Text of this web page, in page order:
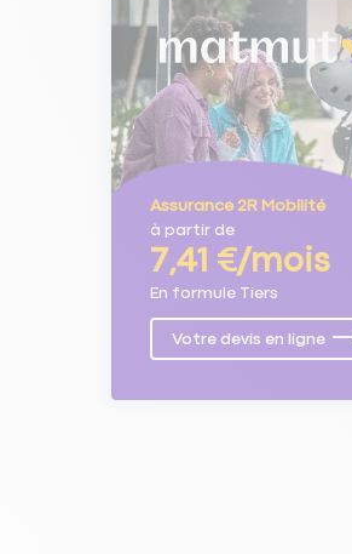
Assurance 2R Mobilité
à partir de
7,41 €/mois
En formule Tiers
Votre devis en ligne